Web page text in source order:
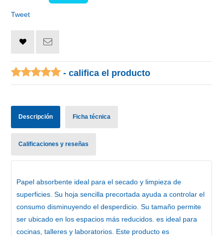
Tweet
- califica el producto
Descripción Ficha técnica
Calificaciones y reseñas
Papel absorbente ideal para el secado y limpieza de
superficies. Su hoja sencilla precortada ayuda a controlar el
consumo disminuyendo el desperdicio. Su tamaño permite
ser ubicado en los espacios más reducidos. es ideal para
cocinas, talleres y laboratorios. Este producto es